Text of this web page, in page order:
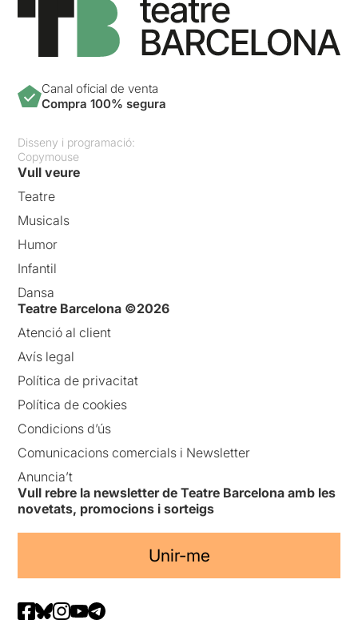
Canal oficial de venta
Compra 100% segura
Disseny i programació:
Copymouse
Vull veure
Teatre
Musicals
Humor
Infantil
Dansa
Teatre Barcelona ©2026
Atenció al client
Avís legal
Política de privacitat
Política de cookies
Condicions d’ús
Comunicacions comercials i Newsletter
Anuncia’t
Vull rebre la newsletter de Teatre Barcelona amb les
novetats, promocions i sorteigs
Unir-me